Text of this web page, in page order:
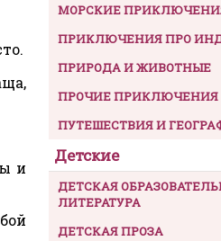
и
МОРСКИЕ
ПРИКЛЮЧЕНИЯ ПРО
ПРИРОДА И ЖИВОТНЫЕ
ПРОЧИЕ ПРИКЛЮЧЕНИЯ
ПУТЕШЕСТВИЯ И
Детские
ДЕТСКАЯ
ЛИТЕРАТУРА
ДЕТСКАЯ ПРОЗА